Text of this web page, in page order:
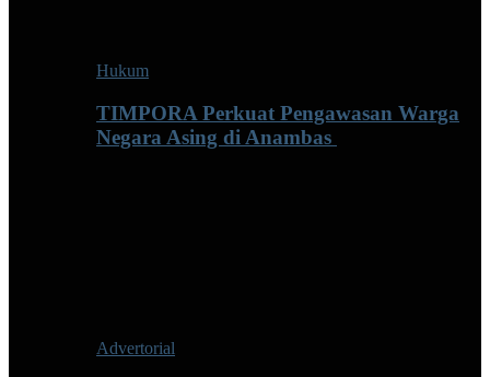
Hukum
TIMPORA Perkuat Pengawasan Warga
Negara Asing di Anambas ‎
Advertorial